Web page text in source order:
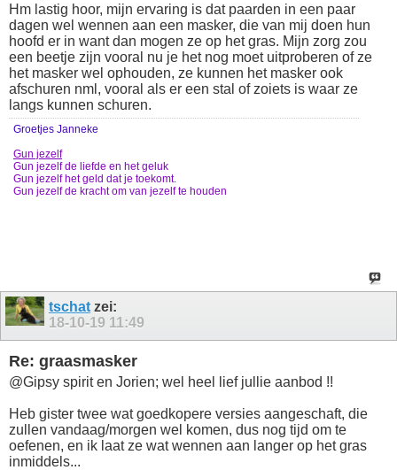
Hm lastig hoor, mijn ervaring is dat paarden in een paar
dagen wel wennen aan een masker, die van mij doen hun
hoofd er in want dan mogen ze op het gras. Mijn zorg zou
een beetje zijn vooral nu je het nog moet uitproberen of ze
het masker wel ophouden, ze kunnen het masker ook
afschuren nml, vooral als er een stal of zoiets is waar ze
langs kunnen schuren.
Groetjes Janneke
Gun jezelf
Gun jezelf de liefde en het geluk
Gun jezelf het geld dat je toekomt.
Gun jezelf de kracht om van jezelf te houden
tschat zei:
18-10-19 11:49
Re: graasmasker
@Gipsy spirit en Jorien; wel heel lief jullie aanbod !!
Heb gister twee wat goedkopere versies aangeschaft, die
zullen vandaag/morgen wel komen, dus nog tijd om te
oefenen, en ik laat ze wat wennen aan langer op het gras
inmiddels...